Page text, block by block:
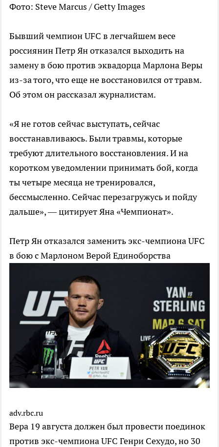
Фото: Steve Marcus / Getty Images
Бывший чемпион UFC в легчайшем весе
россиянин Петр Ян отказался выходить на
замену в бою против эквадорца Марлона Веры
из-за того, что еще не восстановился от травм.
Об этом он рассказал журналистам.
«Я не готов сейчас выступать, сейчас
восстанавливаюсь. Были травмы, которые
требуют длительного восстановления. И на
коротком уведомлении принимать бой, когда
ты четыре месяца не тренировался,
бессмысленно. Сейчас перезагружусь и пойду
дальше», — цитирует Яна «Чемпионат».
Петр Ян отказался заменить экс-чемпиона UFC
в бою с Марлоном ВеройЕдиноборства
adv.rbc.ru
Вера 19 августа должен был провести поединок
против экс-чемпиона UFC Генри Сехудо, но 30